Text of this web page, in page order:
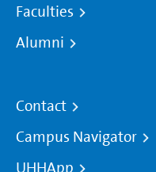
Faculties
Alumni
Contact
Campus Navigator